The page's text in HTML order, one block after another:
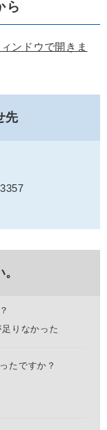
ら
ンドウで開きま
先
りなかった
たですか？